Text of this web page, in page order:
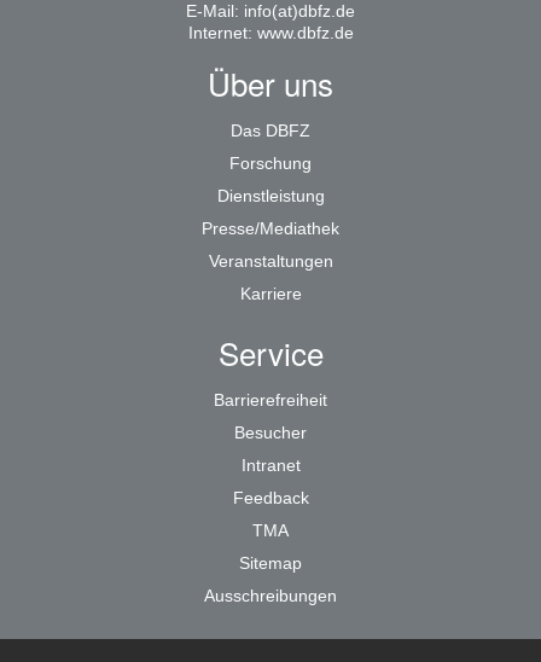
E-Mail: info(at)dbfz.de
Internet: www.dbfz.de
Über uns
Das DBFZ
Forschung
Dienstleistung
Presse/Mediathek
Veranstaltungen
Karriere
Service
Barrierefreiheit
Besucher
Intranet
Feedback
TMA
Sitemap
Ausschreibungen